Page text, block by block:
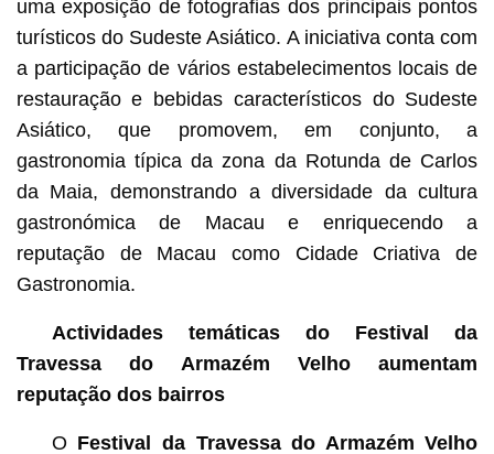
uma exposição de fotografias dos principais pontos
turísticos do Sudeste Asiático. A iniciativa conta com
a participação de vários estabelecimentos locais de
restauração e bebidas característicos do Sudeste
Asiático, que promovem, em conjunto, a
gastronomia típica da zona da Rotunda de Carlos
da Maia, demonstrando a diversidade da cultura
gastronómica de Macau e enriquecendo a
reputação de Macau como Cidade Criativa de
Gastronomia.
Actividades temáticas do Festival da
Travessa do Armazém Velho aumentam
reputação dos bairros
O Festival da Travessa do Armazém Velho